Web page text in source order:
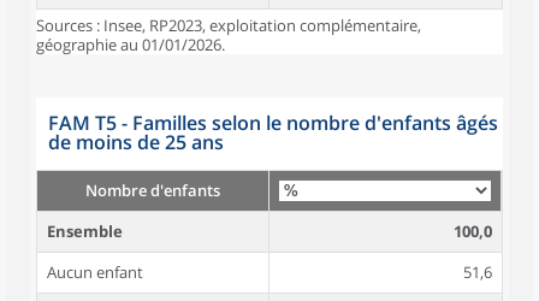
Sources : Insee, RP2023, exploitation complémentaire,
géographie au 01/01/2026.
FAM T5 - Familles selon le nombre d'enfants âgés
de moins de 25 ans
Nombre d'enfants
Ensemble
100,0
Aucun enfant
51,6